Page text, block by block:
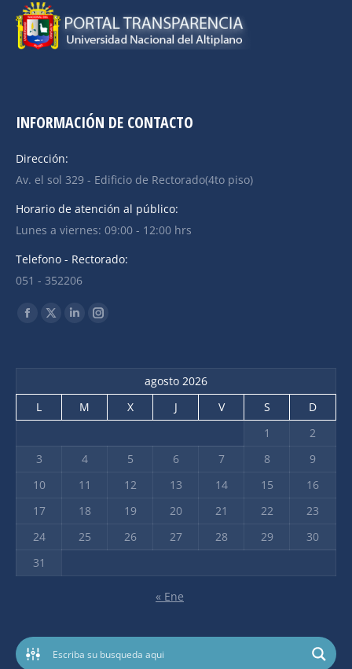
INFORMACIÓN DE CONTACTO
Dirección:
Av. el sol 329 - Edificio de Rectorado(4to piso)
Horario de atención al público:
Lunes a viernes: 09:00 - 12:00 hrs
Telefono - Rectorado:
051 - 352206
Find us on:
agosto 2026
L
M X J V S
D
1
2
3
4 5 6 7 8
9
10
11 12 13 14 15
16
17
18 19 20 21 22
23
24
25 26 27 28 29
30
31
« Ene